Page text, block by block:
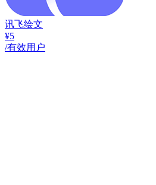
讯飞绘文
¥5
/有效用户